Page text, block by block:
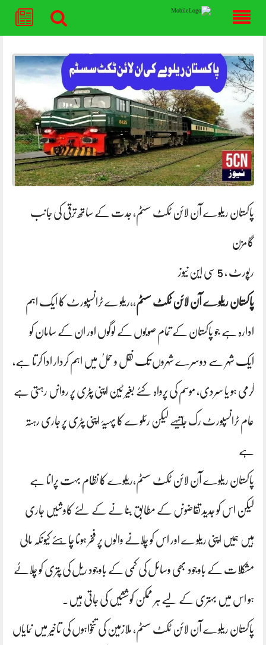
content
پاکستان ریلوے آن لائن ٹکٹ سسٹم، جدت کے ساتھ ترقی کی جانب
گامزن
رپورٹ ، 5 سی این نیوز
پاکستان ریلوے آن لائن ٹکٹ سسٹم،،ریلوے ٹرانسپورٹ کا ایک اہم
ادارہ ہے جو پاکستان کے تمام صوبوں کے لوگوں اور ان کے سامان کو
ایک شہر سے دوسرے شہروں تک نقل و حملُ میں اہم کردار ادا کرتا ہے،
گرمی ہو یا سردی، موسم کی پرواہ کئے بغیر ٹین اپنی پٹری پر رواںں رہتی ہے
عام ٹرانسپورٹ رک جاتیہے لیکن رئلوے کا پہیۂ اپنی پٹری پر جاری رہتہ
ہے
پاکستان ریلوے آن لائن ٹکٹ سسٹم،ریلوے کا نظام بہت پرانا ہے
لیکن اس کو جدید تقاضوںں کے مطابق بنا نے کے لئے کاوشیں جاری
ہیں ہمیں اپنی ریلوے اور اس کو چلانے والوں پر فخر ہونا چاہئے کیونکہ مالی
مشکلات کے باوجود بھی وسائل کی کمی کے باوجود ریل کی پتری کو چلائے
ہو اس میں بہتری کے لیے ہر ممکن کوششیں کی جاتی ہیں۔
پاکستان ریلوے آن لائن ٹکٹ سسٹم، ملازمین کی تنخواہوں کی تاخیر میں نمایاں